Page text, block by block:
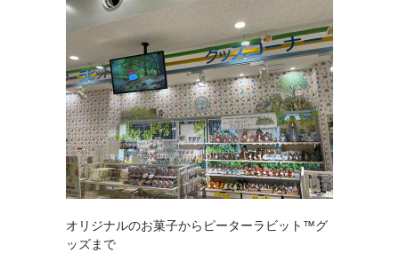
オリジナルのお菓子からピーターラビット™グ
ッズまで